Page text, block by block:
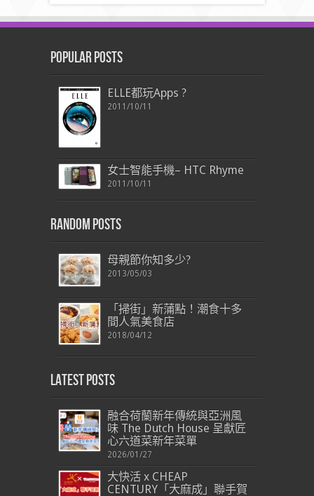
Popular Posts
ELLE都玩Apps ?
2011/10/11
女士智能手機– HTC Rhyme
2011/10/11
Random Posts
母親節你知多少?
2013/05/03
「掃街」新蒲點！潮食十多
間人氣美食店
2018/04/12
Latest Posts
融合荷蘭新年傳統與亞洲風
味 The Dutch House 呈獻匠
心六道菜新年菜單
2026/01/27
大快活 x CHEAP
CENTURY「大麻成」聯手賀